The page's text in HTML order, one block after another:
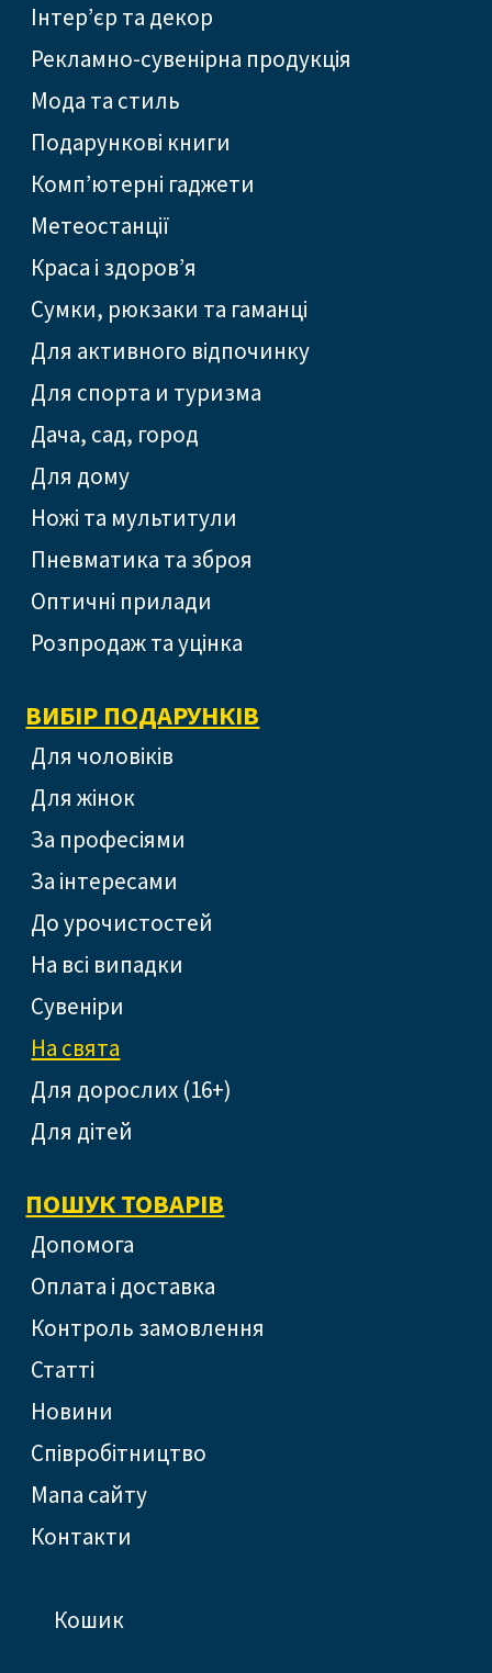
Інтер’єр та декор
Рекламно-сувенірна продукція
Мода та стиль
Подарункові книги
Комп’ютерні гаджети
Метеостанції
Краса і здоров’я
Сумки, рюкзаки та гаманці
Для активного відпочинку
Для спорта и туризма
Дача, сад, город
Для дому
Ножі та мультитули
Пневматика та зброя
Оптичні прилади
Розпродаж та уцінка
ВИБІР ПОДАРУНКІВ
Для чоловіків
Для жінок
За професіями
За інтересами
До урочистостей
На всі випадки
Сувеніри
На свята
Для дорослих (16+)
Для дітей
ПОШУК ТОВАРІВ
допомога
оплата і доставка
контроль замовлення
статті
новини
співробітництво
Мапа сайту
контакти
кошик